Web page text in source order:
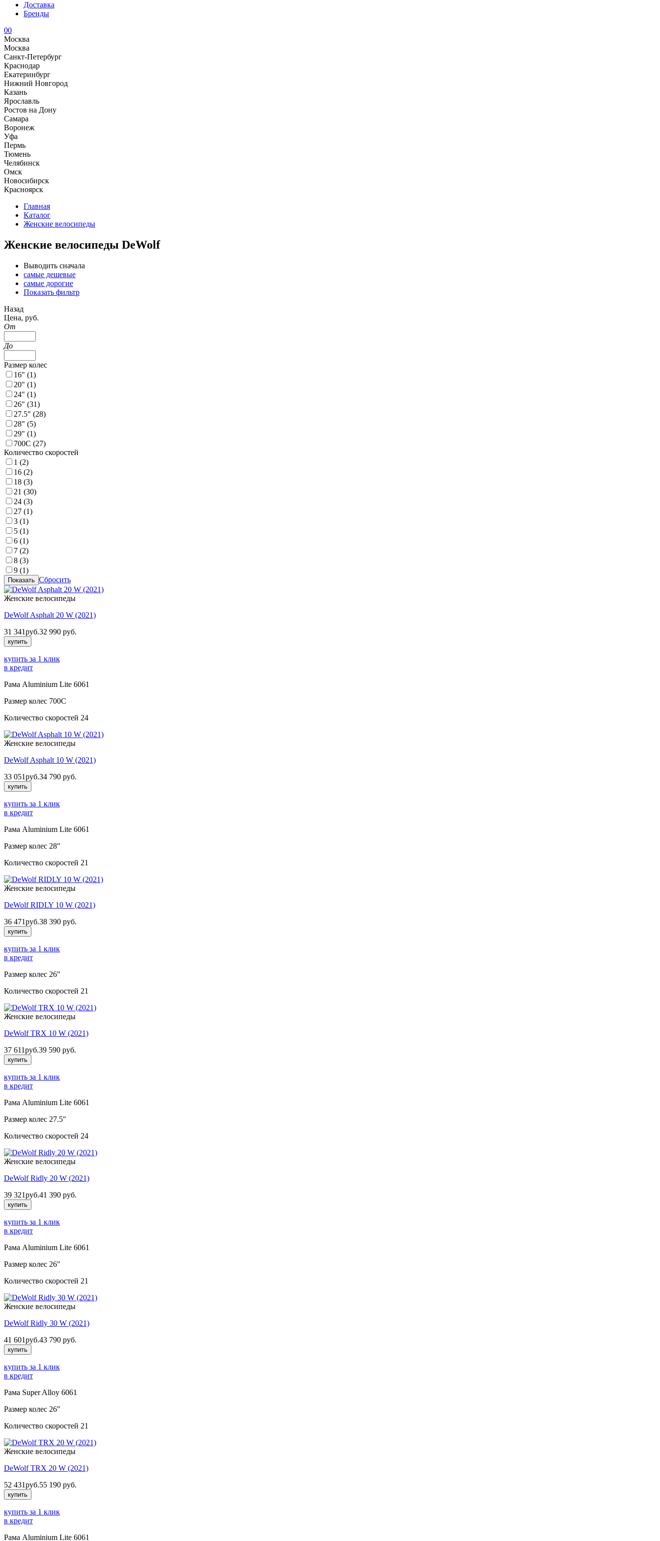
Доставка
Бренды
00
Москва
Москва
Санкт-Петербург
Краснодар
Екатеринбург
Нижний Новгород
Казань
Ярославль
Ростов на Дону
Самара
Воронеж
Уфа
Пермь
Тюмень
Челябинск
Омск
Новосибирск
Красноярск
Главная
Каталог
Женские велосипеды
Женские велосипеды DeWolf
Выводить сначала
самые дешевые
самые дорогие
Показать фильтр
Назад
Цена, руб.
От
До
Размер колес
16" (1)
20" (1)
24" (1)
26" (31)
27.5" (28)
28" (5)
29" (1)
700C (27)
Количество скоростей
1 (2)
16 (2)
18 (3)
21 (30)
24 (3)
27 (1)
3 (1)
5 (1)
6 (1)
7 (2)
8 (3)
9 (1)
Сбросить
Женские велосипеды
DeWolf Asphalt 20 W (2021)
31 341руб.32 990 руб.
купить
купить за 1 клик
в кредит
Рама Aluminium Lite 6061
Размер колес 700C
Количество скоростей 24
Женские велосипеды
DeWolf Asphalt 10 W (2021)
33 051руб.34 790 руб.
купить
купить за 1 клик
в кредит
Рама Aluminium Lite 6061
Размер колес 28"
Количество скоростей 21
Женские велосипеды
DeWolf RIDLY 10 W (2021)
36 471руб.38 390 руб.
купить
купить за 1 клик
в кредит
Размер колес 26"
Количество скоростей 21
Женские велосипеды
DeWolf TRX 10 W (2021)
37 611руб.39 590 руб.
купить
купить за 1 клик
в кредит
Рама Aluminium Lite 6061
Размер колес 27.5"
Количество скоростей 24
Женские велосипеды
DeWolf Ridly 20 W (2021)
39 321руб.41 390 руб.
купить
купить за 1 клик
в кредит
Рама Aluminium Lite 6061
Размер колес 26"
Количество скоростей 21
Женские велосипеды
DeWolf Ridly 30 W (2021)
41 601руб.43 790 руб.
купить
купить за 1 клик
в кредит
Рама Super Alloy 6061
Размер колес 26"
Количество скоростей 21
Женские велосипеды
DeWolf TRX 20 W (2021)
52 431руб.55 190 руб.
купить
купить за 1 клик
в кредит
Рама Aluminium Lite 6061